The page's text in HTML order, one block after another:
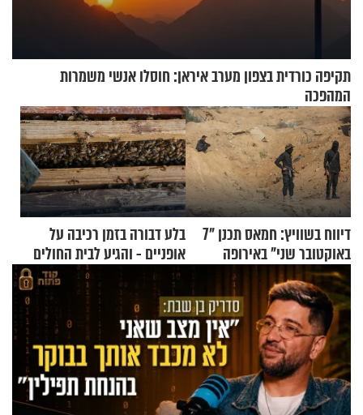
תקיפה כורדית בצפון מערב איראן: חוסלו אנשי משמרות
המהפכה
דיווח בשוויץ: חמאס תכנן "7
באוקטובר שני" באירופה
בלע דבורה בזמן רכיבה על
אופניים - והגיע לבית החולים
במצב מסכן חיים